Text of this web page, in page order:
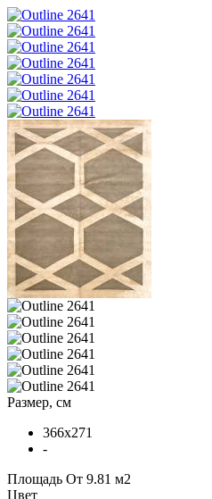
Размер, см
366x271
-
Площадь От 9.81 м2
Цвет